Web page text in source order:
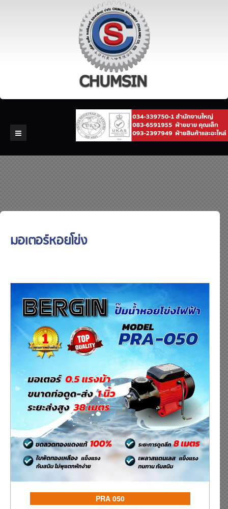
มอเตอร์หอยโข่ง
PRA 050